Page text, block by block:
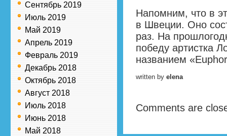
Сентябрь 2019
Июль 2019
Май 2019
Апрель 2019
Февраль 2019
Декабрь 2018
Октябрь 2018
Август 2018
Июль 2018
Июнь 2018
Май 2018
Напомним, что в
в Швеции. Оно
раз. На
победу артистка
названием
written by elena
Comments are